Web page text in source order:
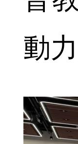
動力